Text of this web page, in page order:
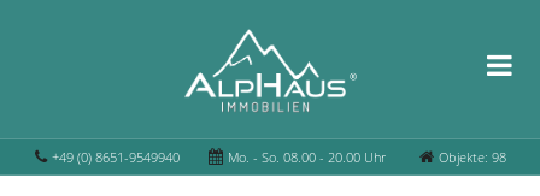
+49 (0) 8651-9549940 Mo. - So. 08.00 - 20.00 Uhr Objekte: 98